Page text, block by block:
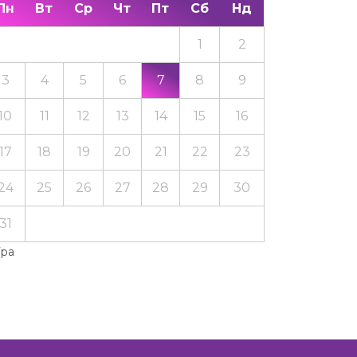
Вт Ср Чт Пт Сб Нд
1 2
3 4 5 6 7 8 9
11 12 13 14 15 16
18 19 20 21 22 23
25 26 27 28 29 30